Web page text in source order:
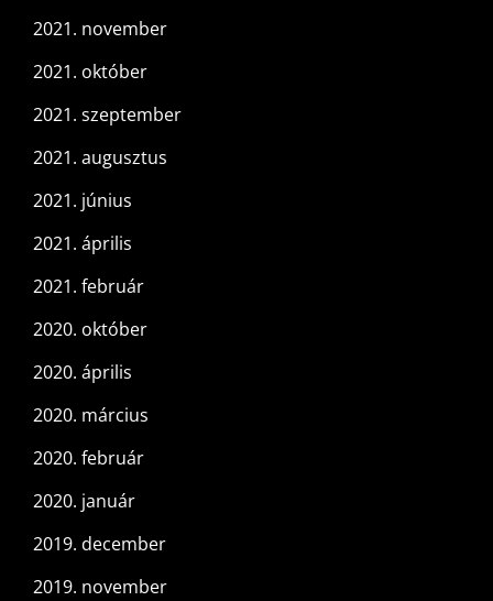
2021. november
2021. október
2021. szeptember
2021. augusztus
2021. június
2021. április
2021. február
2020. október
2020. április
2020. március
2020. február
2020. január
2019. december
2019. november